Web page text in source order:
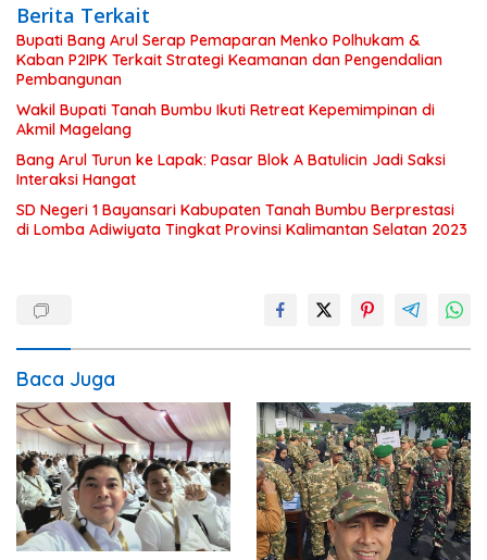
Berita Terkait
Bupati Bang Arul Serap Pemaparan Menko Polhukam &
Kaban P2IPK Terkait Strategi Keamanan dan Pengendalian
Pembangunan
Wakil Bupati Tanah Bumbu Ikuti Retreat Kepemimpinan di
Akmil Magelang
Bang Arul Turun ke Lapak: Pasar Blok A Batulicin Jadi Saksi
Interaksi Hangat
SD Negeri 1 Bayansari Kabupaten Tanah Bumbu Berprestasi
di Lomba Adiwiyata Tingkat Provinsi Kalimantan Selatan 2023
Baca Juga